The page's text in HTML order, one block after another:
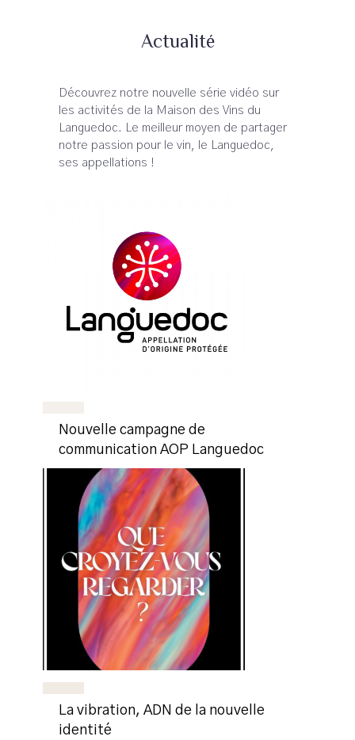
Actualité
Découvrez notre nouvelle série vidéo sur
les activités de la Maison des Vins du
Languedoc. Le meilleur moyen de partager
notre passion pour le vin, le Languedoc,
ses appellations !
Nouvelle campagne de
communication AOP Languedoc
La vibration, ADN de la nouvelle
identité